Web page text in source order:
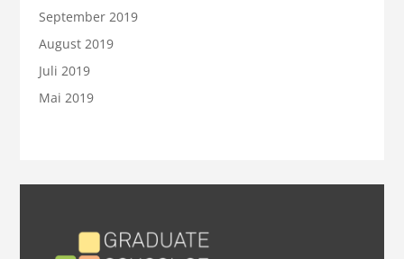
September 2019
August 2019
Juli 2019
Mai 2019